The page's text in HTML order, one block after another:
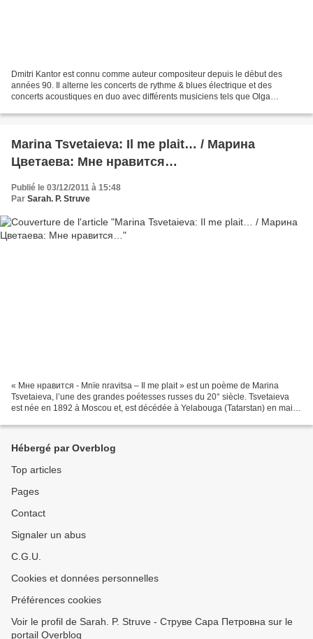
Dmitri Kantor est connu comme auteur compositeur depuis le début des
années 90. Il alterne les concerts de rythme & blues électrique et des
concerts acoustiques en duo avec différents musiciens tels que Olga
Marina Tsvetaieva: Il me plait… / Марина
Цветаева: Мне нравится…
Publié le 03/12/2011 à 15:48
Par Sarah. P. Struve
« Мне нравится - Mnïe nravitsa – Il me plait » est un poème de Marina
Tsvetaieva, l’une des grandes poétesses russes du 20° siècle. Tsvetaieva
est née en 1892 à Moscou et, est décédée à Yelabouga (Tatarstan) en mai
Hébergé par Overblog
Top articles
Pages
Contact
Signaler un abus
C.G.U.
Cookies et données personnelles
Préférences cookies
Voir le profil de Sarah. P. Struve - Струве Сара Петровна sur le
portail Overblog